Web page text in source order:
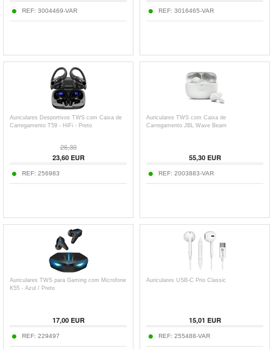
REF: 3004469-VAR REF: 3016465-VAR
Auriculares Desportivos TWS com Caixa de
Carregamento T59 - HiFi - Preto
26,30
23,60EUR
REF: 256983
Auriculares TWS com Caixa de
Carregamento JBL Wave Beam
55,30EUR
REF: 2003883-VAR
Auriculares TWS para Gaming com Microfone
K55 - Azul / Preto
17,00EUR
REF: 229497
Auriculares USB-C Prio Classic
15,01 EUR
REF: 255488-VAR